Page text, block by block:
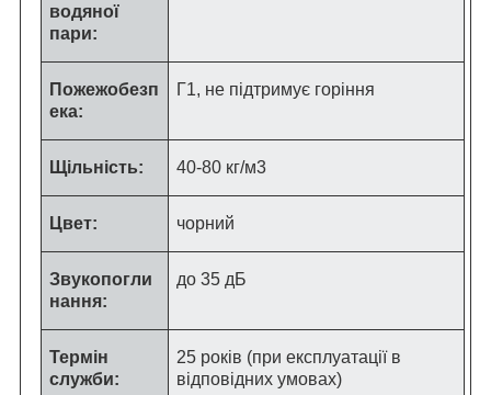
водяної
пари:
Пожежобезп
ека:
Г1, не підтримує горіння
Щільність: 40-80 кг/м3
Цвет: чорний
Звукопогли
нання:
до 35 дБ
Термін
служби:
25 років (при експлуатації в
відповідних умовах)